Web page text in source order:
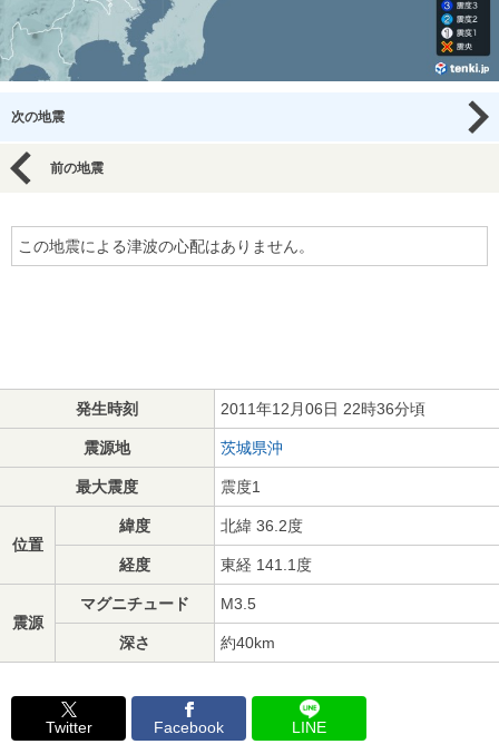
次の地震
前の地震
この地震による津波の心配はありません。
発生時刻 2011年12月06日 22時36分頃
震源地 茨城県沖
最大震度 震度1
位置
緯度 北緯 36.2度
経度 東経 141.1度
震源
マグニチュード M3.5
深さ 約40km
Twitter Facebook LINE